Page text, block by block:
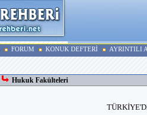
FORUM KONUK DEFTERİ AYRINTILI
Hukuk Fakülteleri